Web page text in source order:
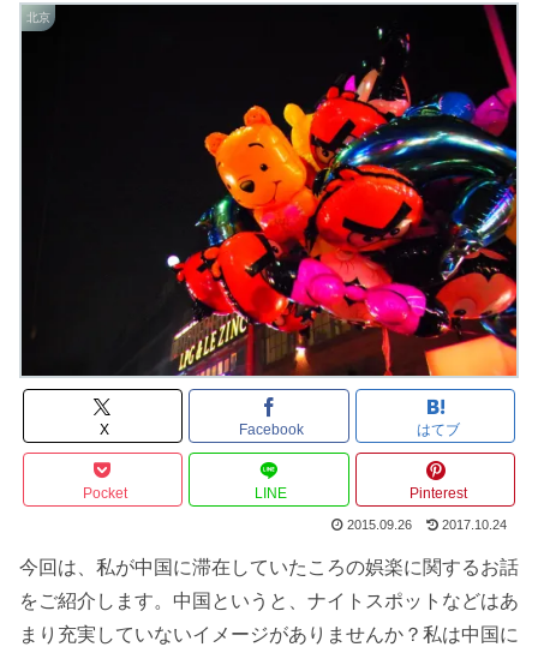
北京
X Facebook はてブ
Pocket LINE Pinterest
2015.09.26 2017.10.24
今回は、私が中国に滞在していたころの娯楽に関するお話
をご紹介します。中国というと、ナイトスポットなどはあ
まり充実していないイメージがありませんか？私は中国に